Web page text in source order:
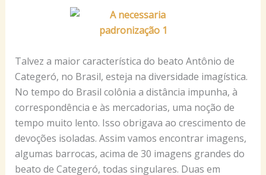
Talvez a maior característica do beato Antônio de
Categeró, no Brasil, esteja na diversidade imagística.
No tempo do Brasil colônia a distância impunha, à
correspondência e às mercadorias, uma noção de
tempo muito lento. Isso obrigava ao crescimento de
devoções isoladas. Assim vamos encontrar imagens,
algumas barrocas, acima de 30 imagens grandes do
beato de Categeró, todas singulares. Duas em